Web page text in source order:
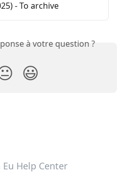
- To archive
à votre question ?
😃
Help Center